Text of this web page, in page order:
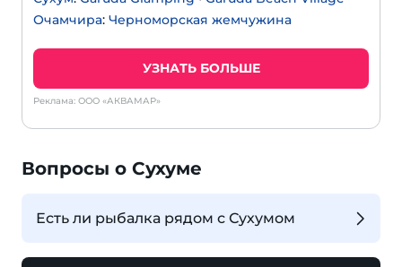
Очамчира: Черноморская жемчужина
УЗНАТЬ БОЛЬШЕ
Реклама: ООО «АКВАМАР»
Вопросы о Сухуме
Есть ли рыбалка рядом с Сухумом